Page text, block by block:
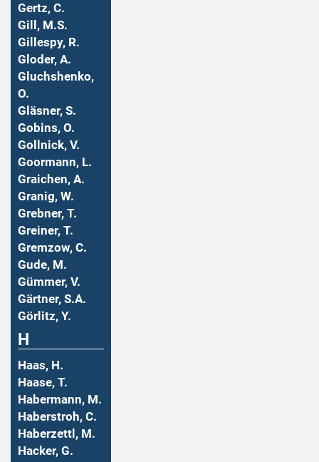
Gertz, C.
Gill, M.S.
Gillespy, R.
Gloder, A.
Gluchshenko,
O.
Gläsner, S.
Gobins, O.
Gollnick, V.
Goormann, L.
Graichen, A.
Granig, W.
Grebner, T.
Greiner, T.
Gremzow, C.
Gude, M.
Gümmer, V.
Gärtner, S.A.
Görlitz, Y.
H
Haas, H.
Haase, T.
Habermann, M.
Haberstroh, C.
Haberzettl, M.
Hacker, G.